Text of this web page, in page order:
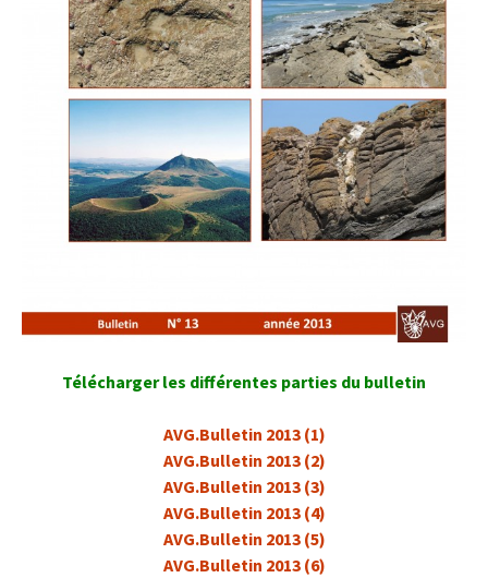
Télécharger les différentes parties du bulletin
AVG.Bulletin 2013 (1)
AVG.Bulletin 2013 (2)
AVG.Bulletin 2013 (3)
AVG.Bulletin 2013 (4)
AVG.Bulletin 2013 (5)
AVG.Bulletin 2013 (6)